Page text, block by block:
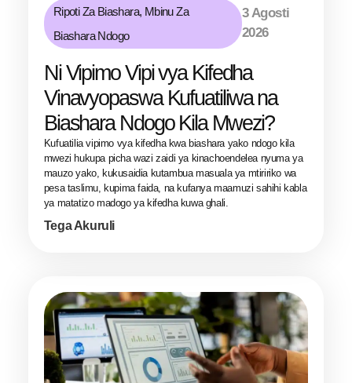
Ripoti Za Biashara, Mbinu Za
Biashara Ndogo
3 Agosti
2026
Ni Vipimo Vipi vya Kifedha
Vinavyopaswa Kufuatiliwa na
Biashara Ndogo Kila Mwezi?
Kufuatilia vipimo vya kifedha kwa biashara yako ndogo kila
mwezi hukupa picha wazi zaidi ya kinachoendelea nyuma ya
mauzo yako, kukusaidia kutambua masuala ya mtiririko wa
pesa taslimu, kupima faida, na kufanya maamuzi sahihi kabla
ya matatizo madogo ya kifedha kuwa ghali.
Tega Akuruli